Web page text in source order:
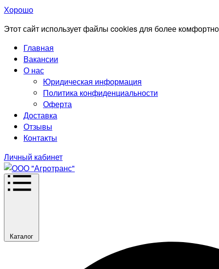
Хорошо
Этот сайт использует файлы cookies для более
Главная
Вакансии
О нас
Юридическая информация
Политика конфиденциальности
Оферта
Доставка
Отзывы
Контакты
Личный кабинет
Каталог